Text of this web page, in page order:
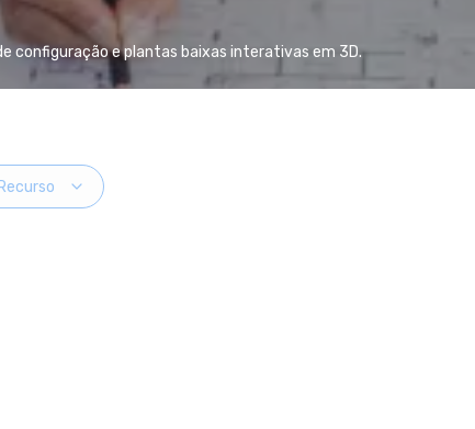
configuração e plantas baixas interativas em 3D.
Recurso